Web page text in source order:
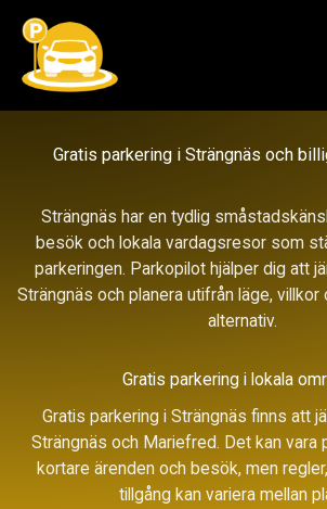
Hoppa
innehåll
Gratis parkering i Strängnäs och
Strängnäs har en tydlig
besök och lokala vardagsresor som
parkeringen. Parkopilot hjälper dig att
Strängnäs och planera utifrån läge, villkor
alternativ.
Gratis parkering i lokala
Gratis parkering i Strängnäs finns att
Strängnäs och Mariefred. Det kan vara
kortare ärenden och besök, men
tillgång kan variera mellan